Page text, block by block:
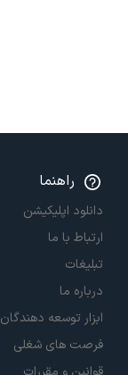
راهنما
دانلود اپلیکیشن
ارتباط با ما
تبلیغات
درباره ما
ابزار توسعه دهندگان
فرصت های شغلی